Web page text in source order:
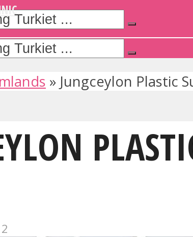
» Jungceylon Plastic